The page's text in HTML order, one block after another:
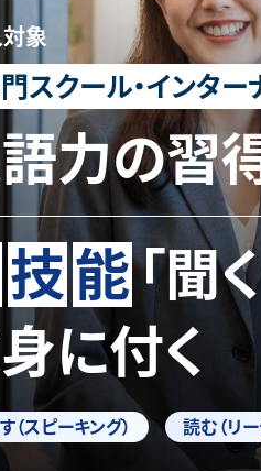
対象
スクール・インタ
力の習
技能「聞
に付く
（スピーキング） 読む（リー